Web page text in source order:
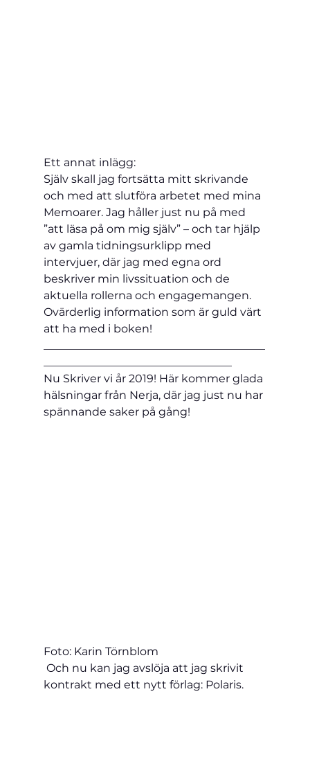
Ett annat inlägg:
Själv skall jag fortsätta mitt skrivande
och med att slutföra arbetet med mina
Memoarer. Jag håller just nu på med
”att läsa på om mig själv” – och tar hjälp
av gamla tidningsurklipp med
intervjuer, där jag med egna ord
beskriver min livssituation och de
aktuella rollerna och engagemangen.
Ovärderlig information som är guld värt
att ha med i boken!
Nu Skriver vi år 2019! Här kommer glada
hälsningar från Nerja, där jag just nu har
spännande saker på gång!
Foto: Karin Törnblom
Och nu kan jag avslöja att jag skrivit
kontrakt med ett nytt förlag: Polaris.